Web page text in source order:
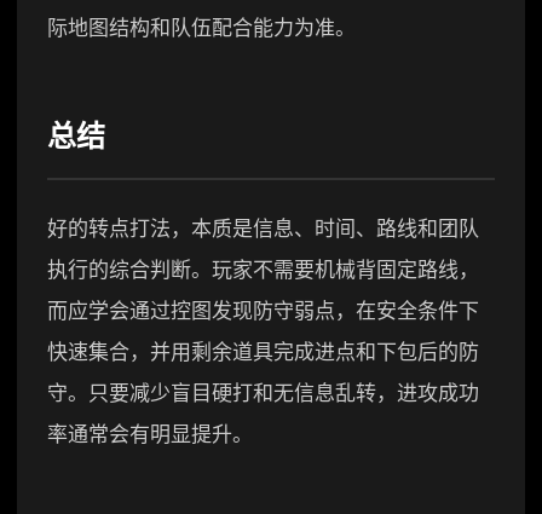
际地图结构和队伍配合能力为准。
总结
好的转点打法，本质是信息、时间、路线和团队
执行的综合判断。玩家不需要机械背固定路线，
而应学会通过控图发现防守弱点，在安全条件下
快速集合，并用剩余道具完成进点和下包后的防
守。只要减少盲目硬打和无信息乱转，进攻成功
率通常会有明显提升。